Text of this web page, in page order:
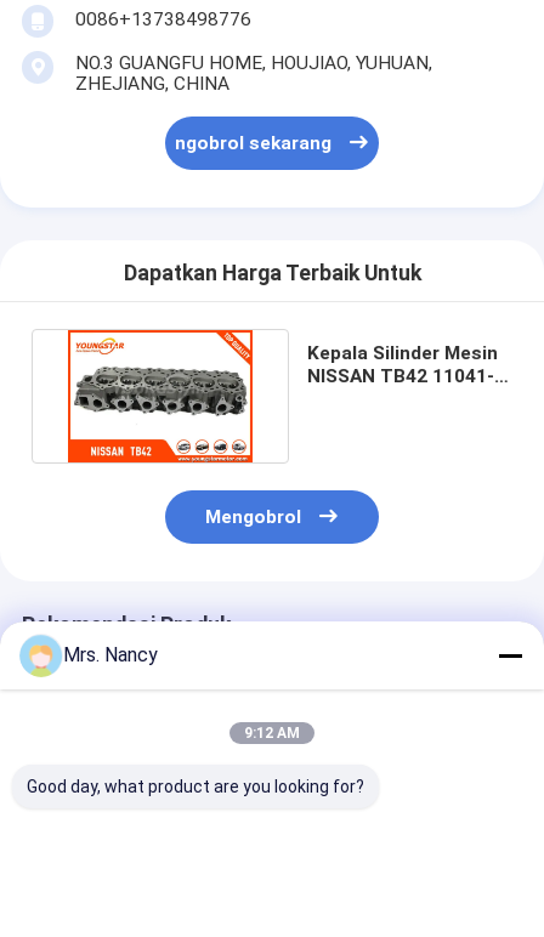
Katup Mesin Mobil
Perbaikan Kepala Silinder
Crankshaft Pulley
Suku Cadang Mesin Mobil
Tappet katup mesin
0086+13738498776
NO.3 GUANGFU HOME, HOUJIAO, YUHUAN,
ZHEJIANG, CHINA
ngobrol sekarang
Dapatkan Harga Terbaik Untuk
Kepala Silinder Mesin
NISSAN TB42 11041-
Mengobrol
Rekomendasi Produk
Mrs. Nancy
9:12 AM
Good day, what product are you looking for?